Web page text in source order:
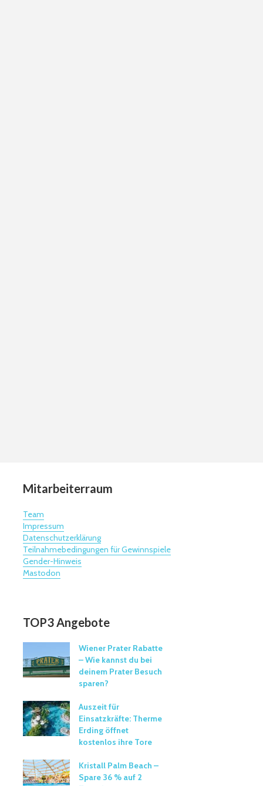
Mitarbeiterraum
Team
Impressum
Datenschutzerklärung
Teilnahmebedingungen für Gewinnspiele
Gender-Hinweis
Mastodon
TOP3 Angebote
Wiener Prater Rabatte
– Wie kannst du bei
deinem Prater Besuch
sparen?
Auszeit für
Einsatzkräfte: Therme
Erding öffnet
kostenlos ihre Tore
Kristall Palm Beach –
Spare 36 % auf 2